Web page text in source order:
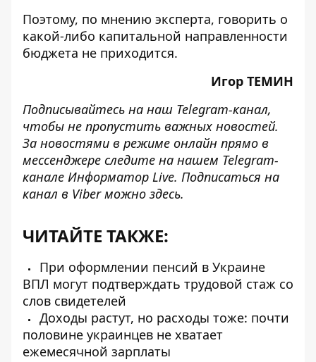
Поэтому, по мнению эксперта, говорить о
какой-либо капитальной направленности
бюджета не приходится.
Игор ТЕМИН
Подписывайтесь на наш Telegram-канал,
чтобы не пропустить важных новостей.
За новостями в режиме онлайн прямо в
мессенджере следите на нашем Telegram-
канале Информатор Live. Подписаться на
канал в Viber можно здесь.
ЧИТАЙТЕ ТАКЖЕ:
При оформлении пенсий в Украине
ВПЛ могут подтверждать трудовой стаж со
слов свидетелей
Доходы растут, но расходы тоже: почти
половине украинцев не хватает
ежемесячной зарплаты